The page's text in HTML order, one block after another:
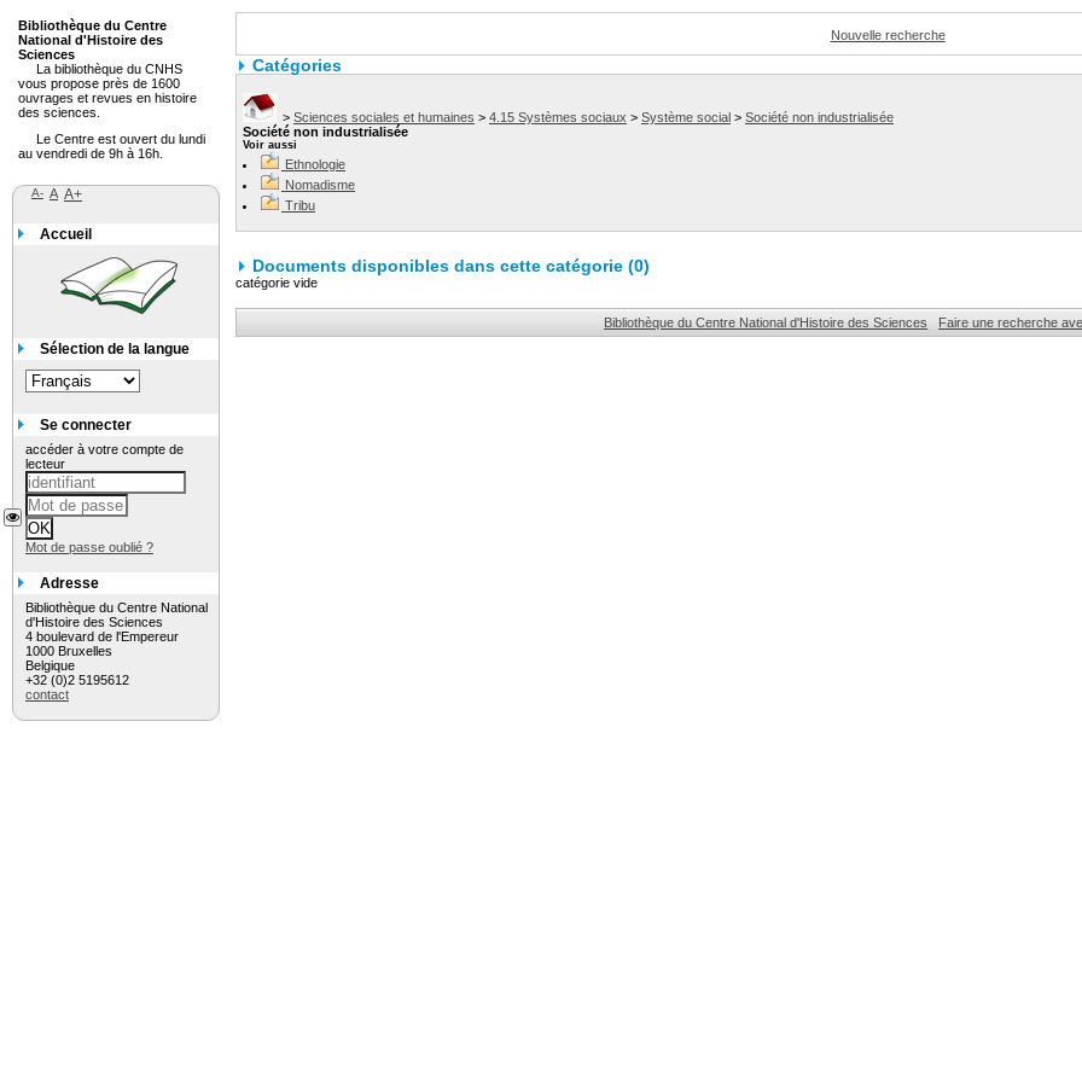
Nouvelle recherche
Catégories
> Sciences sociales et humaines > 4.15 Systèmes sociaux > Système social > Société non industrialisée
Société non industrialisée
Voir aussi
Ethnologie
Nomadisme
Tribu
Documents disponibles dans cette catégorie (0)
catégorie vide
Bibliothèque du Centre National d'Histoire des Sciences Faire une recherche
Bibliothèque du Centre
National d'Histoire des
Sciences
La bibliothèque du CNHS
vous propose près de 1600
ouvrages et revues en histoire
des sciences.
Le Centre est ouvert du lundi
au vendredi de 9h à 16h.
A- A A+
Accueil
Sélection de la langue
Se connecter
accéder à votre compte de
lecteur
Mot de passe oublié ?
Adresse
Bibliothèque du Centre National
d'Histoire des Sciences
4 boulevard de l'Empereur
1000 Bruxelles
Belgique
+32 (0)2 5195612
contact